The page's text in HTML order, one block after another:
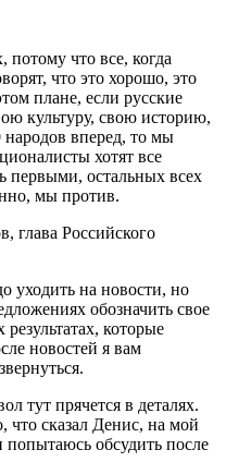
что все, когда
что это хорошо, это
плане, если русские
культуру, свою историю,
народов вперед, то мы
хотят все
первыми, остальных всех
мы против.
глава Российского
уходить на новости, но
обозначить свое
которые
новостей я вам
тут прячется в деталях.
что сказал Денис, на мой
попытаюсь обсудить после